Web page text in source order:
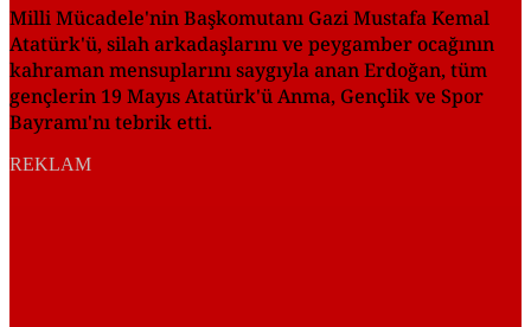
Milli Mücadele'nin Başkomutanı Gazi Mustafa Kemal
Atatürk'ü, silah arkadaşlarını ve peygamber ocağının
kahraman mensuplarını saygıyla anan Erdoğan, tüm
gençlerin 19 Mayıs Atatürk'ü Anma, Gençlik ve Spor
Bayramı'nı tebrik etti.
REKLAM